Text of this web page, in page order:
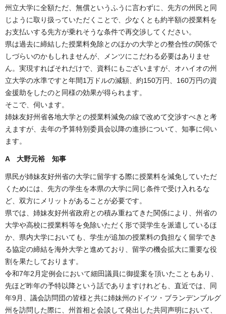
州立大学に全額ただ、無償というふうに言わずに、先方の州民と同
じように取り扱っていただくことで、少なくとも約半額の授業料を
お支払いする先方が乗れそうな条件で再交渉してください。
県は過去に締結した授業料免除とのほかの大学との整合性の関係で
しづらいのかもしれませんが、メンツにこだわる必要はありませ
ん。実現すればそれだけで、資料にもございますが、オハイオの州
立大学の水準ですと年間1万ドルの減額、約150万円、160万円の資
金援助をしたのと同様の効果が得られます。
そこで、伺います。
姉妹友好州省各地大学との授業料減免の線で改めて交渉すべきと考
えますが、去年の予算特別委員会以降の進捗について、知事に伺い
ます。
A 大野元裕 知事
県民が姉妹友好州省の大学に留学する際に授業料を減免していただ
くためには、先方の学生を本県の大学に同じ条件で受け入れるな
ど、双方にメリットがあることが必要です。
県では、姉妹友好州省政府との積み重ねてきた関係により、州省の
大学や高校に授業料等を免除いただく形で奨学生を派遣しているほ
か、県内大学においても、学生が追加の授業料の負担なく留学でき
る協定の締結を海外大学と進めており、留学の機会拡大に重要な役
割を果たしております。
令和7年2月定例会において細田議員に御提案を頂いたこともあり、
先ほど昨年の予特以降という話でありますけれども、直近では、同
年9月、議会訪問団の皆様と共に姉妹州のドイツ・ブランデンブルグ
州を訪問した際に、州首相と会談して発出した共同声明において、